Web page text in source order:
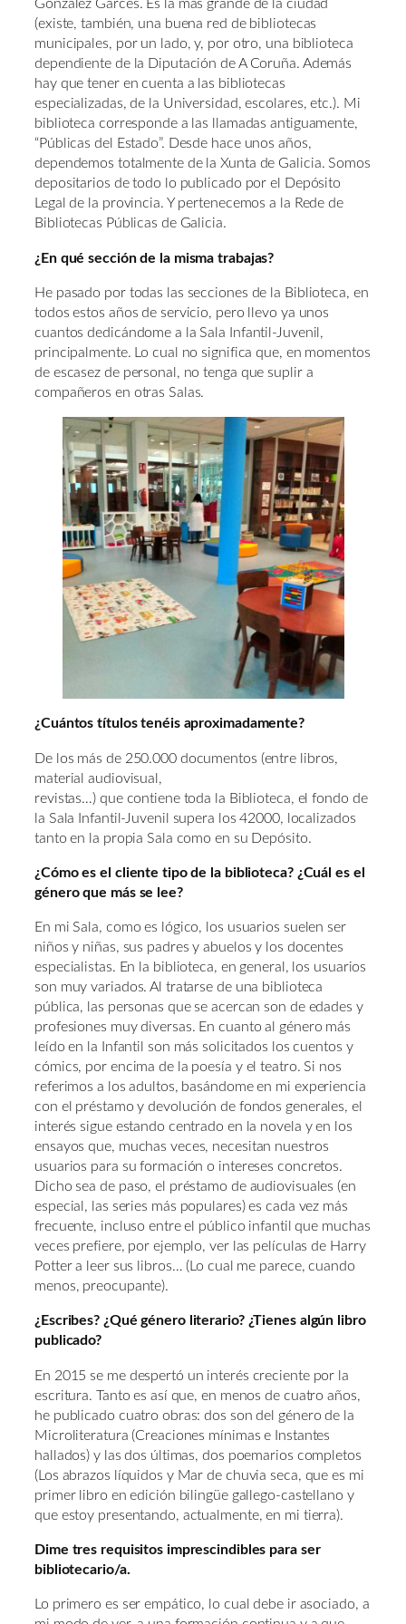
González Garcés. Es la más grande de la ciudad
(existe, también, una buena red de bibliotecas
municipales, por un lado, y, por otro, una biblioteca
dependiente de la Diputación de A Coruña. Además
hay que tener en cuenta a las bibliotecas
especializadas, de la Universidad, escolares, etc.). Mi
biblioteca corresponde a las llamadas antiguamente,
“Públicas del Estado”. Desde hace unos años,
dependemos totalmente de la Xunta de Galicia. Somos
depositarios de todo lo publicado por el Depósito
Legal de la provincia. Y pertenecemos a la Rede de
Bibliotecas Públicas de Galicia.
¿En qué sección de la misma trabajas?
He pasado por todas las secciones de la Biblioteca, en
todos estos años de servicio, pero llevo ya unos
cuantos dedicándome a la Sala Infantil-Juvenil,
principalmente. Lo cual no significa que, en momentos
de escasez de personal, no tenga que suplir a
compañeros en otras Salas.
¿Cuántos títulos tenéis aproximadamente?
De los más de 250.000 documentos (entre libros,
material audiovisual,
revistas…) que contiene toda la Biblioteca, el fondo de
la Sala Infantil-Juvenil supera los 42000, localizados
tanto en la propia Sala como en su Depósito.
¿Cómo es el cliente tipo de la biblioteca? ¿Cuál es el
género que más se lee?
En mi Sala, como es lógico, los usuarios suelen ser
niños y niñas, sus padres y abuelos y los docentes
especialistas. En la biblioteca, en general, los usuarios
son muy variados. Al tratarse de una biblioteca
pública, las personas que se acercan son de edades y
profesiones muy diversas. En cuanto al género más
leído en la Infantil son más solicitados los cuentos y
cómics, por encima de la poesía y el teatro. Si nos
referimos a los adultos, basándome en mi experiencia
con el préstamo y devolución de fondos generales, el
interés sigue estando centrado en la novela y en los
ensayos que, muchas veces, necesitan nuestros
usuarios para su formación o intereses concretos.
Dicho sea de paso, el préstamo de audiovisuales (en
especial, las series más populares) es cada vez más
frecuente, incluso entre el público infantil que muchas
veces prefiere, por ejemplo, ver las películas de Harry
Potter a leer sus libros… (Lo cual me parece, cuando
menos, preocupante).
¿Escribes? ¿Qué género literario? ¿Tienes algún libro
publicado?
En 2015 se me despertó un interés creciente por la
escritura. Tanto es así que, en menos de cuatro años,
he publicado cuatro obras: dos son del género de la
Microliteratura (Creaciones mínimas e Instantes
hallados) y las dos últimas, dos poemarios completos
(Los abrazos líquidos y Mar de chuvia seca, que es mi
primer libro en edición bilingüe gallego-castellano y
que estoy presentando, actualmente, en mi tierra).
Dime tres requisitos imprescindibles para ser
bibliotecario/a.
Lo primero es ser empático, lo cual debe ir asociado, a